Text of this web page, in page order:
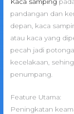
Kaca samping
pandangan dan
depan, kaca
atau kaca yang
pecah jadi
kecelakaan,
penumpang.
Feature Utama:
Peningkatan